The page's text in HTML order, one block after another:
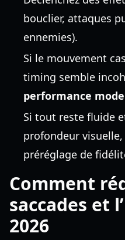
bouclier, attaques
ennemies).
Si le mouvement
timing semble
performance mode
Si tout reste fluide
profondeur
préréglage de
Comment
saccades et
2026